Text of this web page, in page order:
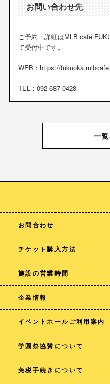
お問い合わせ先
ご予約・詳細はMLB café
て受付中です。
WEB： https://
TEL：092-687-0428
一
お問合わせ
チケット購入方法
施設の営業時間
企業情報
イベントホールご利用案内
学園祭協賛について
免税手続きについて